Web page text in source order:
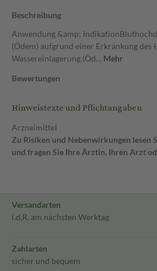
Beschreibung
Anwendung &amp;
(Ödem) aufgrund einer Erkrankung des
Wassereinlagerung (Öd… Mehr
Bewertungen
Hinweistexte und Pflichtangaben
Arzneimittel
Zu Risiken und Nebenwirkungen lesen
und fragen Sie Ihre Ärztin, Ihren Arzt
Versandarten
i.d.R. am nächsten Werktag
Zahlarten
sicher und bequem